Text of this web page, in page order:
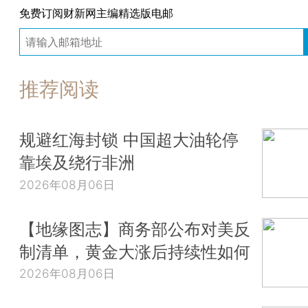
免费订阅财新网主编精选版电邮
推荐阅读
规避红海封锁 中国超大油轮停
靠埃及绕行非洲
2026年08月06日
【地缘图志】商务部公布对美反
制清单，黄金大涨后持续性如何
2026年08月06日